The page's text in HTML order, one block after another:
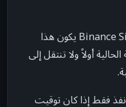
في متى تشترك في Binance Simple Earn يكون هذا
أولاً ولا تنتقل إلى
فقط إذا كان توقيت